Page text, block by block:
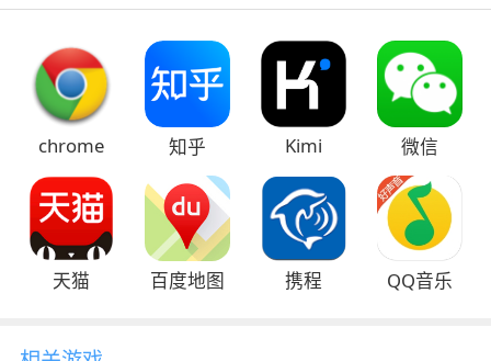
chrome 知乎 Kimi 微信
天猫 百度地图 携程 QQ音乐